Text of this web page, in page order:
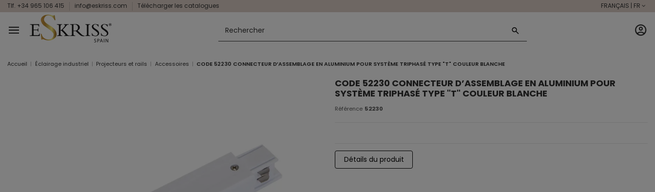
Tlf. +34 965 106 415 info@eskriss.com Télécharger les catalogues FRANÇAIS | FR
Accueil Éclairage industriel Projecteurs et rails Accessoires CODE 52230 CONNECTEUR D’ASSEMBLAGE EN ALUMINIUM POUR SYSTÈME TRIPHASÉ TYPE "T" COULEUR BLANCHE
CODE 52230 CONNECTEUR D’ASSEMBLAGE EN ALUMINIUM POUR
SYSTÈME TRIPHASÉ TYPE "T" COULEUR BLANCHE
Référence 52230
Détails du produit